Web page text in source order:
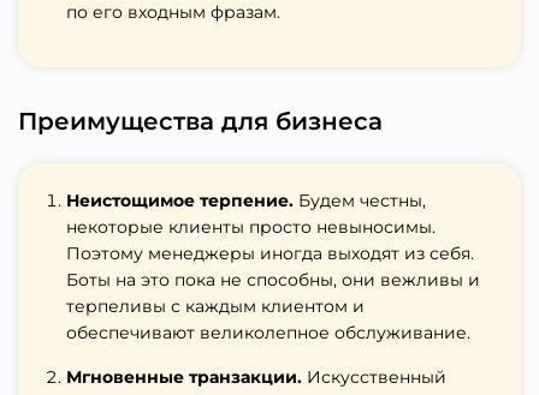
по его входным фразам.
Преимущества для бизнеса
Неистощимое терпение. Будем честны,
некоторые клиенты просто невыносимы.
Поэтому менеджеры иногда выходят из себя.
Боты на это пока не способны, они вежливы и
терпеливы с каждым клиентом и
обеспечивают великолепное обслуживание.
Мгновенные транзакции. Искусственный